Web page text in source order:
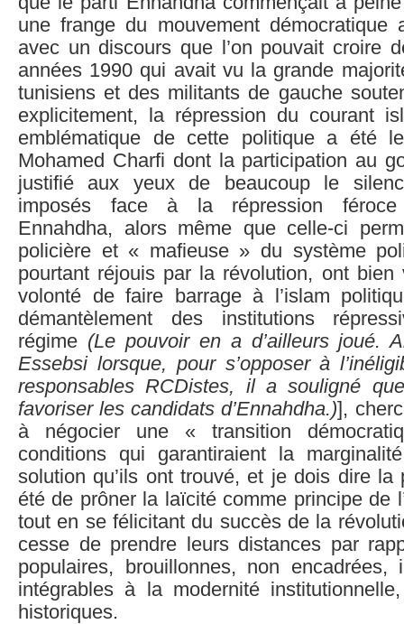
une frange du mouvement démocratique
avec un discours que l’on pouvait croire
années 1990 qui avait vu la grande
tunisiens et des militants de gauche
explicitement, la répression du courant
emblématique de cette politique a été
Mohamed Charfi dont la participation au
justifié aux yeux de beaucoup le
imposés face à la répression féroce
Ennahdha, alors même que celle-ci
policière et « mafieuse » du système
pourtant réjouis par la révolution, ont bien
volonté de faire barrage à l’islam
démantèlement des institutions
régime (Le pouvoir en a d’ailleurs joué.
Essebsi lorsque, pour s’opposer à
responsables RCDistes, il a souligné
favoriser les candidats d’Ennahdha.)],
à négocier une « transition
conditions qui garantiraient la
solution qu’ils ont trouvé, et je dois dire la
été de prôner la laïcité comme principe de
tout en se félicitant du succès de la
cesse de prendre leurs distances par
populaires, brouillonnes, non encadrées,
intégrables à la modernité
historiques.